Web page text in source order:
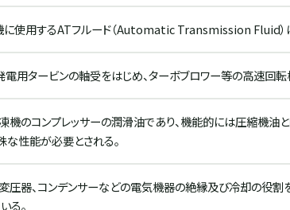
使用するATフルード（Automatic Transmission Fluid）
電用タービンの軸受をはじめ、ターボブロワー等の高速回
機のコンプレッサーの潤滑油であり、機能的には圧縮機油
な性能が必要とされる。
圧器、コンデンサーなどの電気機器の絶縁及び冷却の役
る。